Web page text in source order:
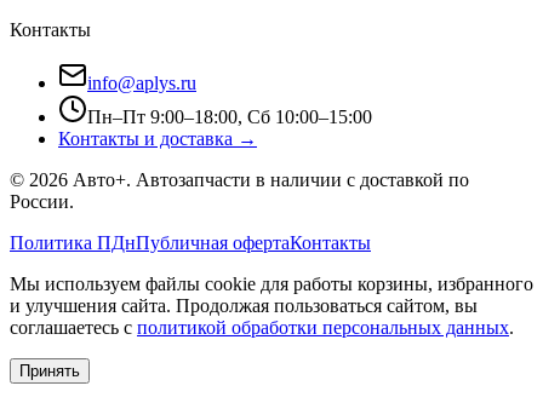
Контакты
info@aplys.ru
Пн–Пт 9:00–18:00, Сб 10:00–15:00
Контакты и доставка →
© 2026 Авто+. Автозапчасти в наличии с доставкой по
России.
Политика ПДнПубличная офертаКонтакты
Мы используем файлы cookie для работы корзины, избранного
и улучшения сайта. Продолжая пользоваться сайтом, вы
соглашаетесь с политикой обработки персональных данных.
Принять